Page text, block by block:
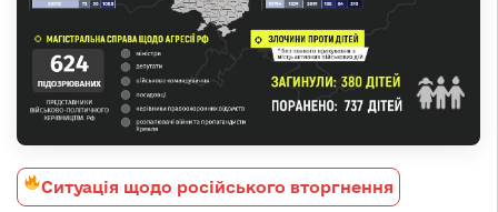
Ситуація щодо російського вторгнення